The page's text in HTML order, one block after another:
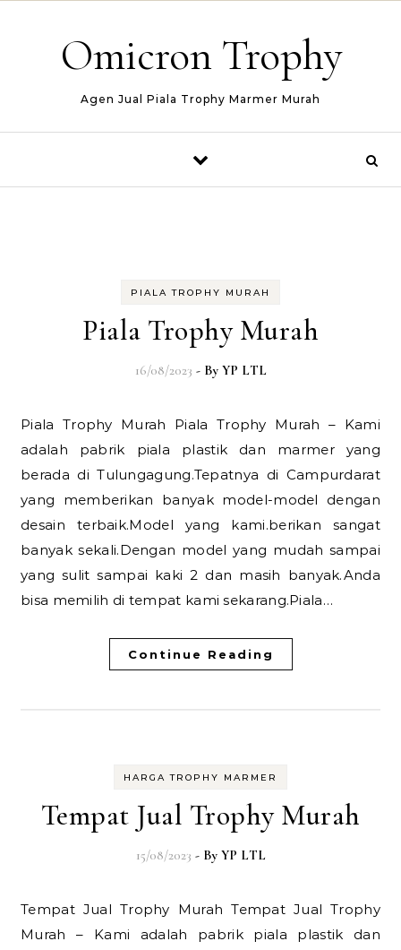
Omicron Trophy
Agen Jual Piala Trophy Marmer Murah
PIALA TROPHY MURAH
Piala Trophy Murah
16/08/2023 - By YP LTL
Piala Trophy Murah Piala Trophy Murah – Kami
adalah pabrik piala plastik dan marmer yang
berada di Tulungagung.Tepatnya di Campurdarat
yang memberikan banyak model-model dengan
desain terbaik.Model yang kami.berikan sangat
banyak sekali.Dengan model yang mudah sampai
yang sulit sampai kaki 2 dan masih banyak.Anda
bisa memilih di tempat kami sekarang.Piala…
Continue Reading
HARGA TROPHY MARMER
Tempat Jual Trophy Murah
15/08/2023 - By YP LTL
Tempat Jual Trophy Murah Tempat Jual Trophy
Murah – Kami adalah pabrik piala plastik dan